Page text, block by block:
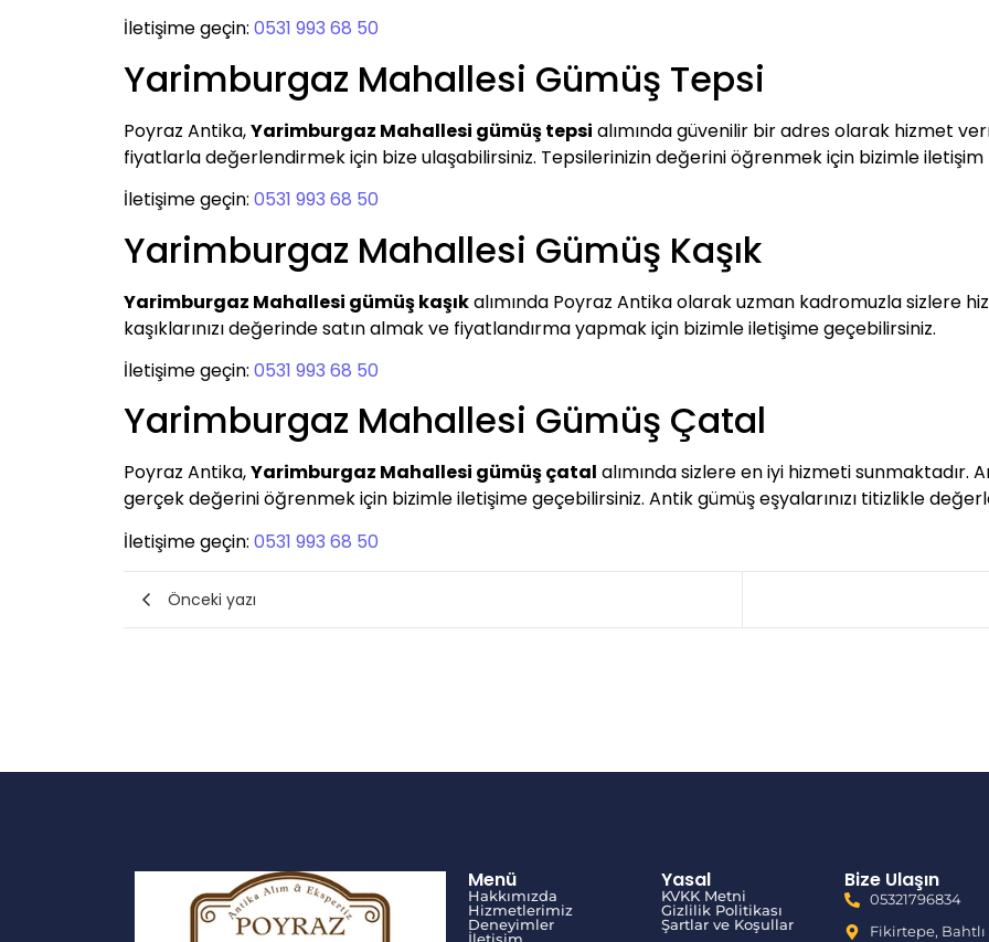
İletişime geçin: 0531 993 68 50
Yarimburgaz Mahallesi Gümüş Tepsi
Poyraz Antika,Yarimburgaz Mahallesi gümüş tepsi alımında güvenilir bir adres olarak hizmet
fiyatlarla değerlendirmek için bize ulaşabilirsiniz. Tepsilerinizin değerini öğrenmek için bizimle iletişim
İletişime geçin: 0531 993 68 50
Yarimburgaz Mahallesi Gümüş Kaşık
Yarimburgaz Mahallesi gümüş kaşıkalımında Poyraz Antika olarak uzman kadromuzla sizlere
kaşıklarınızı değerinde satın almak ve fiyatlandırma yapmak için bizimle iletişime geçebilirsiniz.
İletişime geçin: 0531 993 68 50
Yarimburgaz Mahallesi Gümüş Çatal
Poyraz Antika,Yarimburgaz Mahallesi gümüş çatal alımında sizlere en iyi hizmeti sunmaktadır.
gerçek değerini öğrenmek için bizimle iletişime geçebilirsiniz. Antik gümüş eşyalarınızı titizlikle
İletişime geçin: 0531 993 68 50
Önceki yazı
Menü
Hakkımızda
Hizmetlerimiz
Deneyimler
Yasal
KVKK Metni
Gizlilik Politikası
Şartlar ve Koşullar
Bize Ulaşın
05321796834
Fikirtepe, Bahtlı